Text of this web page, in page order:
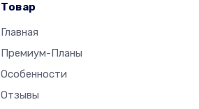
Товар
Главная
Премиум-Планы
Особенности
Отзывы